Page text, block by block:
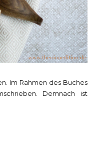
Im Rahmen des Buches
Demnach ist